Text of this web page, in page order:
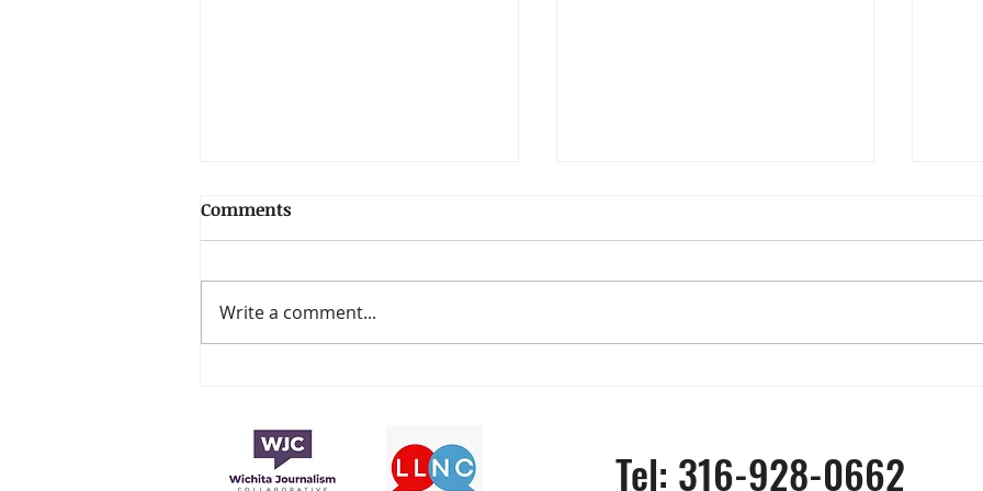
anuncia la beca Sebastián
Yatra 2024
2022
Comments
Write a comment...
Tel: 316-928-0662